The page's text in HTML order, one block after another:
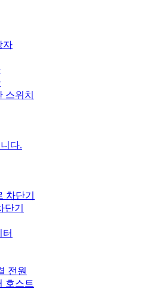
자
스위치
다.
차단기
단기
전원
호스트